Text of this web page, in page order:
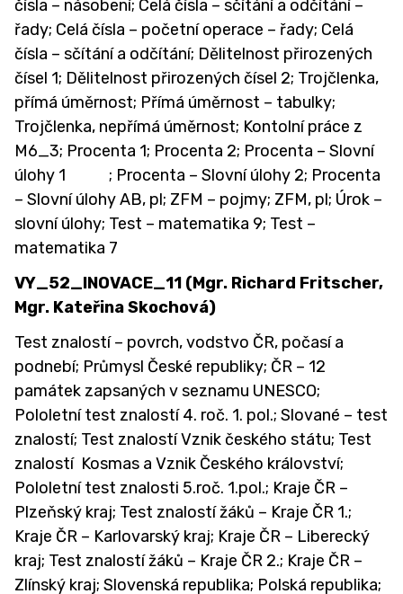
čísla – násobení; Celá čísla – sčítání a odčítání –
řady; Celá čísla – početní operace – řady; Celá
čísla – sčítání a odčítání; Dělitelnost přirozených
čísel 1; Dělitelnost přirozených čísel 2; Trojčlenka,
přímá úměrnost; Přímá úměrnost – tabulky;
Trojčlenka, nepřímá úměrnost; Kontolní práce z
M6_3; Procenta 1; Procenta 2; Procenta – Slovní
úlohy 1 ; Procenta – Slovní úlohy 2; Procenta
– Slovní úlohy AB, pl; ZFM – pojmy; ZFM, pl; Úrok –
slovní úlohy; Test – matematika 9; Test –
matematika 7
VY_52_INOVACE_11 (Mgr. Richard Fritscher,
Mgr. Kateřina Skochová)
Test znalostí – povrch, vodstvo ČR, počasí a
podnebí; Průmysl České republiky; ČR – 12
památek zapsaných v seznamu UNESCO;
Pololetní test znalostí 4. roč. 1. pol.; Slované – test
znalostí; Test znalostí Vznik českého státu; Test
znalostí Kosmas a Vznik Českého království;
Pololetní test znalosti 5.roč. 1.pol.; Kraje ČR –
Plzeňský kraj; Test znalostí žáků – Kraje ČR 1.;
Kraje ČR – Karlovarský kraj; Kraje ČR – Liberecký
kraj; Test znalostí žáků – Kraje ČR 2.; Kraje ČR –
Zlínský kraj; Slovenská republika; Polská republika;